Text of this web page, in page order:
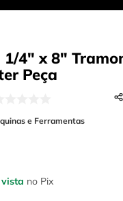
1/4" x 8"
Peça
e Ferramentas
vista no Pix